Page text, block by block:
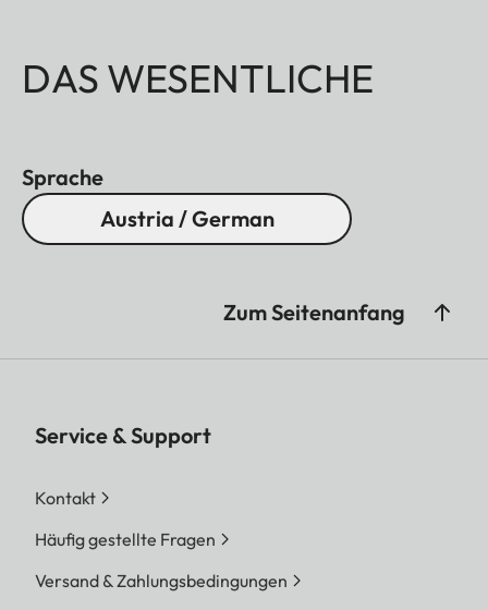
DAS WESENTLICHE
Sprache
Austria / German
Zum Seitenanfang
Service & Support
Kontakt
Häufig gestellte Fragen
Versand & Zahlungsbedingungen